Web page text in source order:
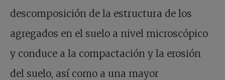
descomposición de la estructura de los
agregados en el suelo a nivel microscópico
y conduce a la compactación y la erosión
del suelo, así como a una mayor